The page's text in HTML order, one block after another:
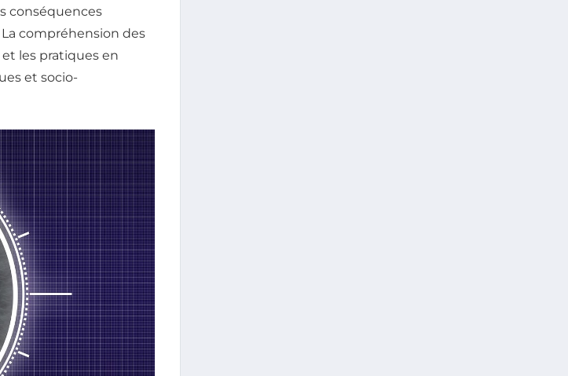
conséquences
compréhension des
les pratiques en
et socio-